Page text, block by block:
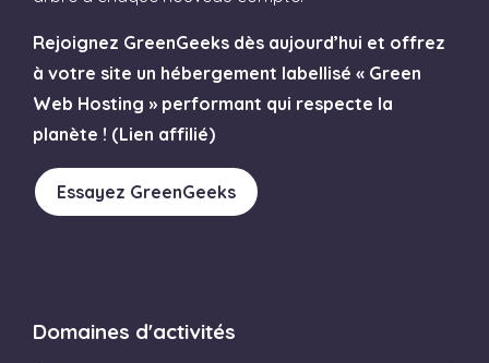
Rejoignez GreenGeeks dès aujourd’hui et offrez
à votre site un hébergement labellisé « Green
Web Hosting » performant qui respecte la
planète ! (Lien affilié)
Essayez GreenGeeks
Domaines d'activités